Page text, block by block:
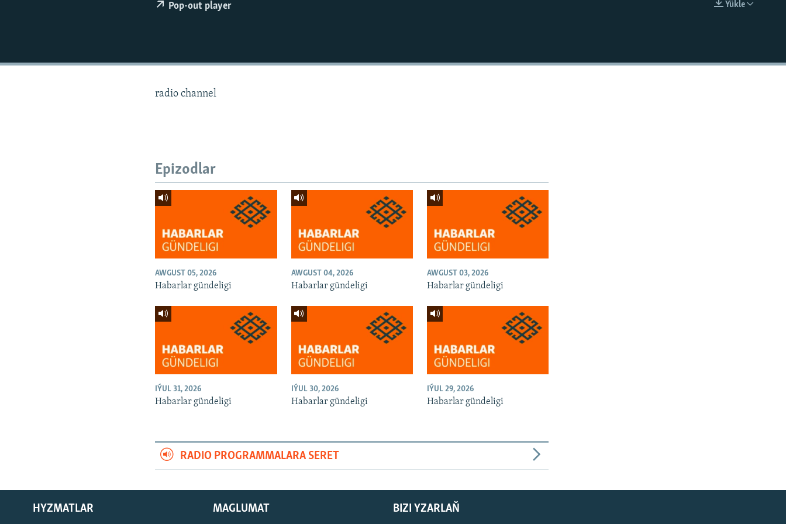
Ýükle
Pop-out player
radio channel
Epizodlar
AWGUST 05, 2026
Habarlar gündeligi
AWGUST 04, 2026
Habarlar gündeligi
AWGUST 03, 2026
Habarlar gündeligi
IÝUL 31, 2026
Habarlar gündeligi
IÝUL 30, 2026
Habarlar gündeligi
IÝUL 29, 2026
Habarlar gündeligi
RADIO PROGRAMMALARA SERET
BIZI YZARLAŇ
HYZMATLAR MAGLUMAT